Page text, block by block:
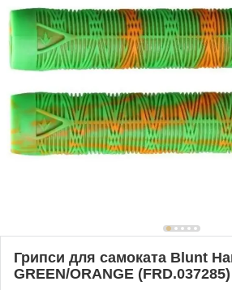
Грипси для самоката Blunt
GREEN/ORANGE (FRD.037285)